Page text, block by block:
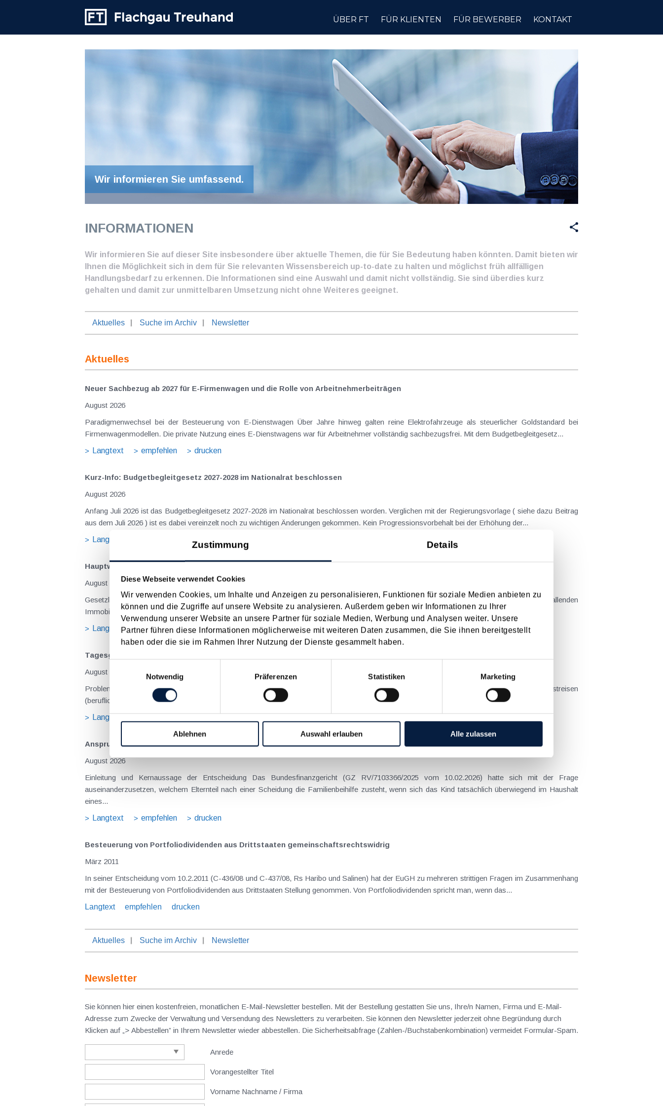
Zustimmung Details
Diese Webseite verwendet Cookies
Wir verwenden Cookies, um Inhalte und Anzeigen zu personalisieren, Funktionen für soziale Medien anbieten zu
können und die Zugriffe auf unsere Website zu analysieren. Außerdem geben wir Informationen zu Ihrer
Verwendung unserer Website an unsere Partner für soziale Medien, Werbung und Analysen weiter. Unsere
Partner führen diese Informationen möglicherweise mit weiteren Daten zusammen, die Sie ihnen bereitgestellt
haben oder die sie im Rahmen Ihrer Nutzung der Dienste gesammelt haben.
Notwendig
Präferenzen Statistiken Marketing
Ablehnen Auswahl erlauben Alle zulassen
ÜBER FT FÜR KLIENTEN FÜR BEWERBER KONTAKT
Wir informieren Sie umfassend.
INFORMATIONEN
Wir informieren Sie auf dieser Site insbesondere über aktuelle Themen, die für Sie Bedeutung haben könnten. Damit bieten wir
Ihnen die Möglichkeit sich in dem für Sie relevanten Wissensbereich up-to-date zu halten und möglichst früh allfälligen
Handlungsbedarf zu erkennen. Die Informationen sind eine Auswahl und damit nicht vollständig. Sie sind überdies kurz
gehalten und damit zur unmittelbaren Umsetzung nicht ohne Weiteres geeignet.
Aktuelles Suche im Archiv Newsletter
Aktuelles
Neuer Sachbezug ab 2027 für E-Firmenwagen und die Rolle von Arbeitnehmer​­beiträgen
August 2026
Paradigmenwechsel bei der Besteuerung von E-Dienstwagen Über Jahre hinweg galten reine Elektrofahrzeuge als steuerlicher Goldstandard bei
Firmenwagenmodellen. Die private Nutzung eines E-Dienstwagens war für Arbeitnehmer vollständig sachbezugsfrei. Mit dem Budgetbegleitgesetz...
Langtext
empfehlen drucken
Kurz-Info: Budgetbegleitgesetz 2027-2028 im Nationalrat beschlossen
August 2026
Anfang Juli 2026 ist das Budgetbegleitgesetz 2027-2028 im Nationalrat beschlossen worden. Verglichen mit der Regierungsvorlage ( siehe dazu Beitrag
aus dem Juli 2026 ) ist es dabei vereinzelt noch zu wichtigen Änderungen gekommen. Kein Progressionsvorbehalt bei der Erhöhung der...
Langtext
drucken
Hauptwohnsitz​­befreiung – Verfügungsgewalt muss laut BFG in zeitlichem Zusammenhang mit dem Kaufvertrag stehen
August 2026
Gesetzliche Grundlagen der Hauptwohnsitzbefreiung Eine Ausnahme von der bei privaten Grundstücksveräußerungen regelmäßig anfallenden
Immobilienertragsteuer (ImmoESt) liegt dann vor, wenn die Voraussetzungen für die Hauptwohnsitzbefreiung erfüllt sind....
Langtext
empfehlen drucken
Tagesgelder auch bei eintägiger Reise ohne Nächtigung
August 2026
Problemstellung und rechtlicher Hintergrund Tagesgelder sollen Verpflegungsmehraufwendungen ausgleichen, welche im Zuge von Dienstreisen
(beruflich bedingten Reisen) durch die Unkenntnis über die lokale Gastronomie resultieren – typischerweise stellt sich das Problem in der...
Langtext
Anspruch auf Familienbeihilfe bei geschiedenen Eltern
August 2026
Einleitung und Kernaussage der Entscheidung Das Bundesfinanzgericht (GZ RV/7103366/2025 vom 10.02.2026) hatte sich mit der Frage
auseinanderzusetzen, welchem Elternteil nach einer Scheidung die Familienbeihilfe zusteht, wenn sich das Kind tatsächlich überwiegend im Haushalt
eines...
Langtext
empfehlen drucken
Besteuerung von Portfoliodividenden aus Drittstaaten gemeinschaftsrechtswidrig
März 2011
In seiner Entscheidung vom 10.2.2011 (C-436/08 und C-437/08, Rs Haribo und Salinen) hat der EuGH zu mehreren strittigen Fragen im Zusammenhang
mit der Besteuerung von Portfoliodividenden aus Drittstaaten Stellung genommen. Von Portfoliodividenden spricht man, wenn das...
Langtext
empfehlen drucken
Aktuelles Suche im Archiv Newsletter
Newsletter
Sie können hier einen kostenfreien, monatlichen E-Mail-Newsletter bestellen. Mit der Bestellung gestatten Sie uns, Ihre/n Namen, Firma und E-Mail-
Adresse zum Zwecke der Verwaltung und Versendung des Newsletters zu verarbeiten. Sie können den Newsletter jederzeit ohne Begründung durch
Klicken auf „> Abbestellen” in Ihrem Newsletter wieder abbestellen. Die Sicherheitsabfrage (Zahlen-/Buchstabenkombination) vermeidet Formular-Spam.
Anrede
Vorangestellter Titel
Vorname Nachname / Firma